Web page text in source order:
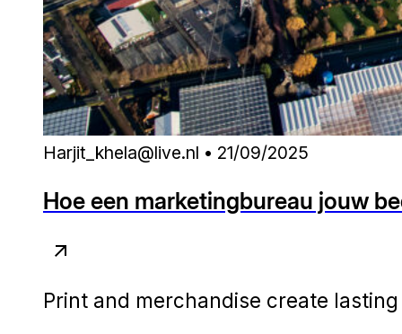
Harjit_khela@live.nl • 21/09/2025
Hoe een marketingbureau jouw
Print and merchandise create